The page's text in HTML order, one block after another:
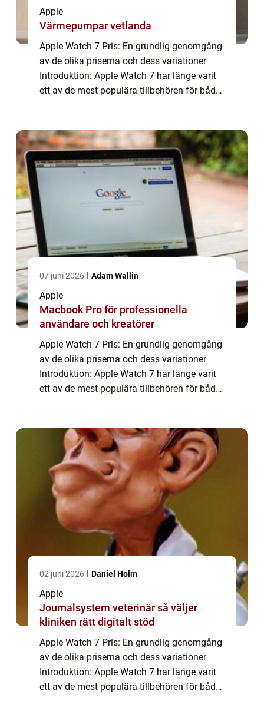
Apple
Värmepumpar vetlanda
Apple Watch 7 Pris: En grundlig genomgång
av de olika priserna och dess variationer
Introduktion: Apple Watch 7 har länge varit
ett av de mest populära tillbehören för både
07 juni 2026 Adam Wallin
Apple
Macbook Pro för professionella
användare och kreatörer
Apple Watch 7 Pris: En grundlig genomgång
av de olika priserna och dess variationer
Introduktion: Apple Watch 7 har länge varit
ett av de mest populära tillbehören för både
02 juni 2026 Daniel Holm
Apple
Journalsystem veterinär så väljer
kliniken rätt digitalt stöd
Apple Watch 7 Pris: En grundlig genomgång
av de olika priserna och dess variationer
Introduktion: Apple Watch 7 har länge varit
ett av de mest populära tillbehören för både